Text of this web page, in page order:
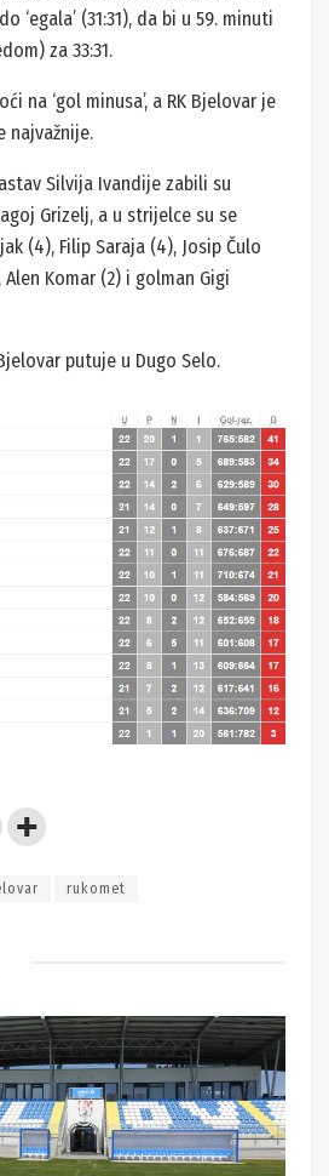
‘egala’ (31:31), da bi u 59. minuti
za 33:31.
na ‘gol minusa’, a RK Bjelovar je
najvažnije.
Silvija Ivandije zabili su
Grizelj, a u strijelce su se
(4), Filip Saraja (4), Josip Čulo
Alen Komar (2) i golman Gigi
putuje u Dugo Selo.
rukomet